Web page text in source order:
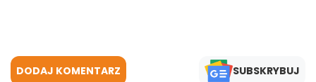
DODAJ KOMENTARZ SUBSKRYBUJ